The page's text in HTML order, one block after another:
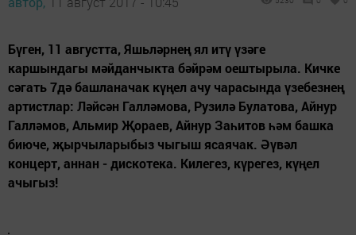
Бүген, 11 августта, Яшьләрнең ял итү үзәге
каршындагы мәйданчыкта бәйрәм оештырыла. Кичке
сәгать 7дә башланачак күңел ачу чарасында үзебезнең
артистлар: Ләйсән Галләмова, Рузилә Булатова, Айнур
Галләмов, Альмир Җораев, Айнур Заһитов һәм башка
биюче, җырчыларыбыз чыгыш ясаячак. Әүвәл
концерт, аннан - дискотека. Килегез, күрегез, күңел
ачыгыз!